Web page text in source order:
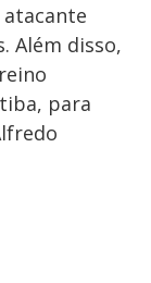
Além disso,
para